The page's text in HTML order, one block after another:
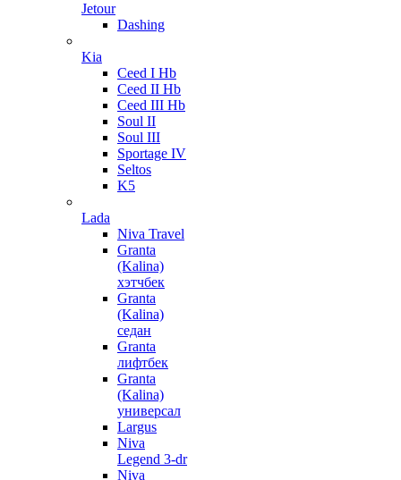
Jetour
Dashing
Kia
Ceed I Hb
Ceed II Hb
Ceed III Hb
Soul II
Soul III
Sportage IV
Seltos
K5
Lada
Niva Travel
Granta
(Kalina)
хэтчбек
Granta
(Kalina)
седан
Granta
лифтбек
Granta
(Kalina)
универсал
Largus
Niva
Legend 3-dr
Niva